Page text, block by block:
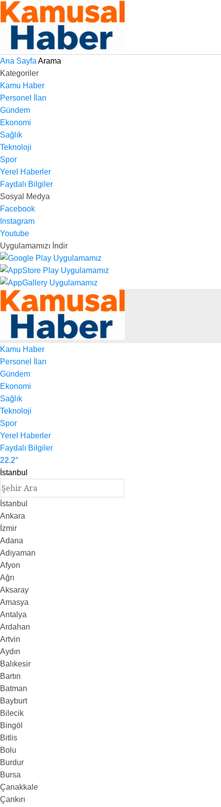
Ana Sayfa Arama
Kategoriler
Kamu Haber
Personel İlan
Gündem
Ekonomi
Sağlık
Teknoloji
Spor
Yerel Haberler
Faydalı Bilgiler
Sosyal Medya
Facebook
Instagram
Youtube
Uygulamamızı İndir
Kamu Haber
Personel İlan
Gündem
Ekonomi
Sağlık
Teknoloji
Spor
Yerel Haberler
Faydalı Bilgiler
22.2°
İstanbul
İstanbul
Ankara
İzmir
Adana
Adıyaman
Afyon
Ağrı
Aksaray
Amasya
Antalya
Ardahan
Artvin
Aydın
Balıkesir
Bartın
Batman
Bayburt
Bilecik
Bingöl
Bitlis
Bolu
Burdur
Bursa
Çanakkale
Çankırı